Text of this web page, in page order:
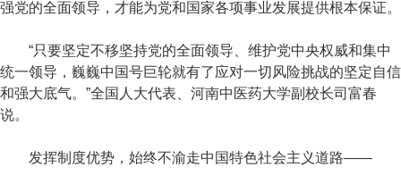
强党的全面领导，才能为党和国家各项事业发展提供根本保证。
“只要坚定不移坚持党的全面领导、维护党中央权威和集中
统一领导，巍巍中国号巨轮就有了应对一切风险挑战的坚定自信
和强大底气。”全国人大代表、河南中医药大学副校长司富春
说。
发挥制度优势，始终不渝走中国特色社会主义道路——